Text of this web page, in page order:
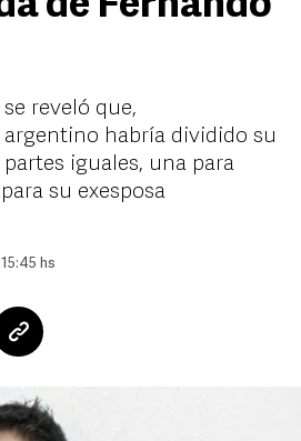
reveló que,
habría dividido su
iguales, una para
su exesposa
hs